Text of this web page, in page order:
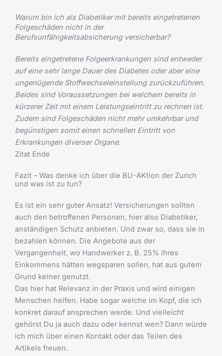
Warum bin ich als Diabetiker mit bereits eingetretenen
Folgeschäden nicht in der
Berufsunfähigkeitsabsicherung versicherbar?
Bereits eingetretene Folgeerkrankungen sind entweder
auf eine sehr lange Dauer des Diabetes oder aber eine
ungenügende Stoffwechseleinstellung zurückzuführen.
Beides sind Voraussetzungen bei welchem bereits in
kürzerer Zeit mit einem Leistungseintritt zu rechnen ist.
Zudem sind Folgeschäden nicht mehr umkehrbar und
begünstigen somit einen schnellen Eintritt von
Erkrankungen diverser Organe.
Zitat Ende
Fazit – Was denke ich über die BU-AKtion der Zurich
und was ist zu tun?
Es ist ein sehr guter Ansatz! Versicherungen sollten
auch den betroffenen Personen, hier also Diabetiker,
anständigen Schutz anbieten. Und zwar so, dass sie in
bezahlen können. Die Angebote aus der
Vergangenheit, wo Handwerker z. B. 25% ihres
Einkommens hätten wegsparen sollen, hat aus gutem
Grund keiner genutzt.
Das hier hat Relevanz in der Praxis und wird einigen
Menschen helfen. Habe sogar welche im Kopf, die ich
konkret darauf ansprechen werde. Und vielleicht
gehörst Du ja auch dazu oder kennst wen? Dann würde
ich mich über einen Kontakt oder das Teilen des
Artikels freuen.